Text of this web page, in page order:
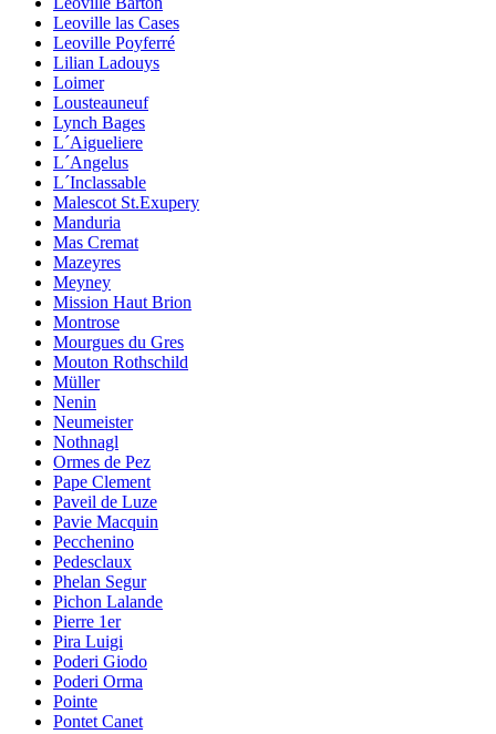
Leoville las Cases
Leoville Poyferré
Lilian Ladouys
Loimer
Lousteauneuf
Lynch Bages
L´Aigueliere
L´Angelus
L´Inclassable
Malescot St.Exupery
Manduria
Mas Cremat
Mazeyres
Meyney
Mission Haut Brion
Montrose
Mourgues du Gres
Mouton Rothschild
Müller
Nenin
Neumeister
Nothnagl
Ormes de Pez
Pape Clement
Paveil de Luze
Pavie Macquin
Pecchenino
Pedesclaux
Phelan Segur
Pichon Lalande
Pierre 1er
Pira Luigi
Poderi Giodo
Poderi Orma
Pointe
Pontet Canet